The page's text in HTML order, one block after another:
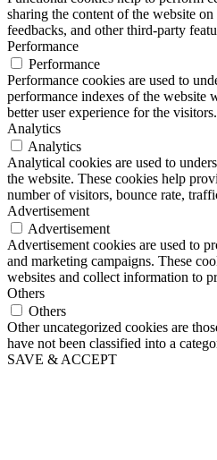
sharing the content of the website
feedbacks, and other third-party
Performance
Performance
Performance cookies are used to
performance indexes of the website
better user experience for the visitors.
Analytics
Analytics
Analytical cookies are used to
the website. These cookies help
number of visitors, bounce rate,
Advertisement
Advertisement
Advertisement cookies are used to
and marketing campaigns. These
websites and collect information to
Others
Others
Other uncategorized cookies are
have not been classified into a
SAVE & ACCEPT